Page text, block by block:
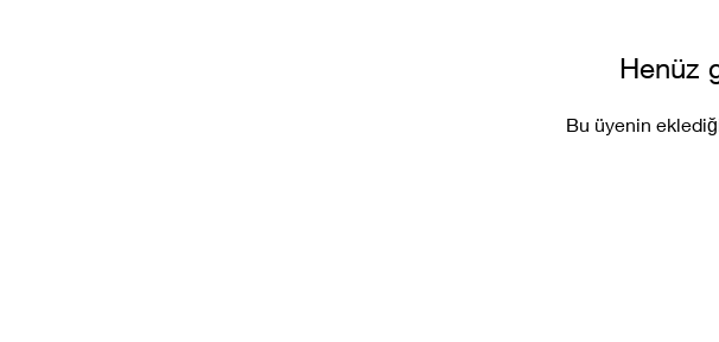
Henüz
Bu üyenin